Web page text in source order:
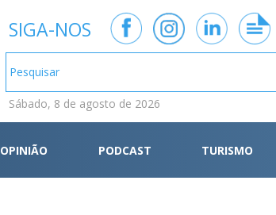
SIGA-NOS
Sábado, 8 de agosto de 2026
OPINIÃO PODCAST TURISMO